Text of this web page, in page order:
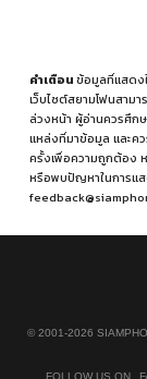
คำเตือนข้อมูลที่แสดง
เว็บไซต์สยามโฟนสาม
ล่วงหน้า ผู้อ่านควรศึก
แหล่งที่มาข้อมูล และค
ครั้งเพื่อความถูกต้อง
หรือพบปัญหาในการแส
© 2001-2026
FOLLOW US ON